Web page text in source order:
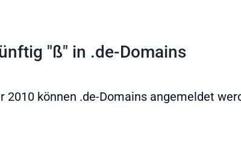
"ß" in .de-Domains
2010 können .de-Domains angemeldet